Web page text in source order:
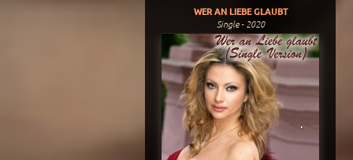
WER AN LIEBE GLAUBT
Single - 2020